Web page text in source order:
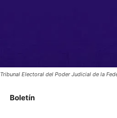
Tribunal Electoral del Poder Judicial de la
Boletín